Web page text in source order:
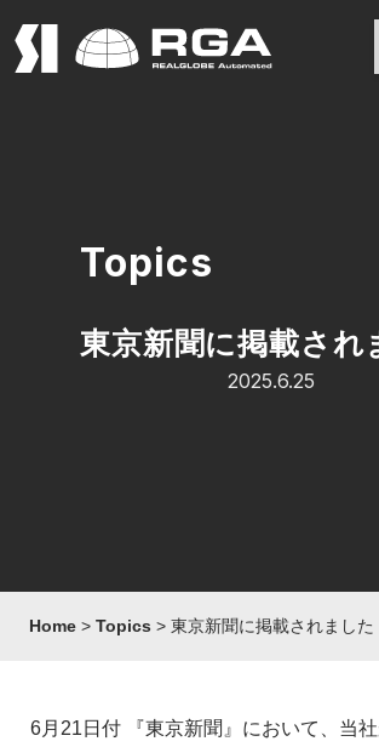
Topics
東京新聞に掲載され
2025.6.25
Home Topics 東京新聞に掲載されました
6月21日付 『東京新聞』において、当